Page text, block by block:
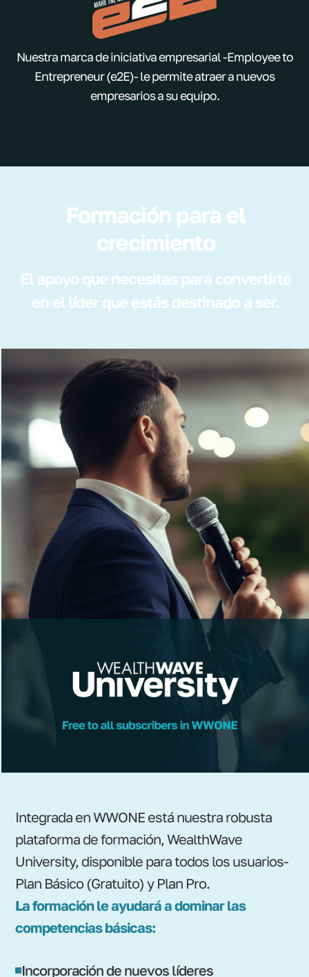
Nuestra marca de iniciativa empresarial -Employee to
Entrepreneur (e2E)- le permite atraer a nuevos
empresarios a su equipo.
Formación para el
crecimiento
El apoyo que necesitas para convertirte
en el líder que estás destinado a ser.
Integrada en WWONE está nuestra robusta
plataforma de formación, WealthWave
University, disponible para todos los usuarios-
Plan Básico (Gratuito) y Plan Pro.
La formación le ayudará a dominar las
competencias básicas:
Incorporación de nuevos líderes